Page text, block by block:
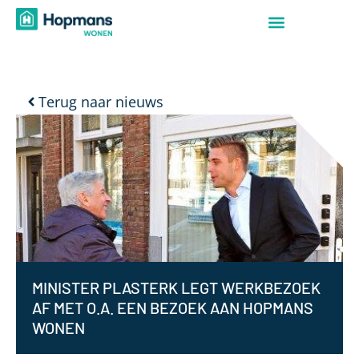
Terug naar nieuws
MINISTER PLASTERK LEGT WERKBEZOEK
AF MET O.A. EEN BEZOEK AAN HOPMANS
WONEN